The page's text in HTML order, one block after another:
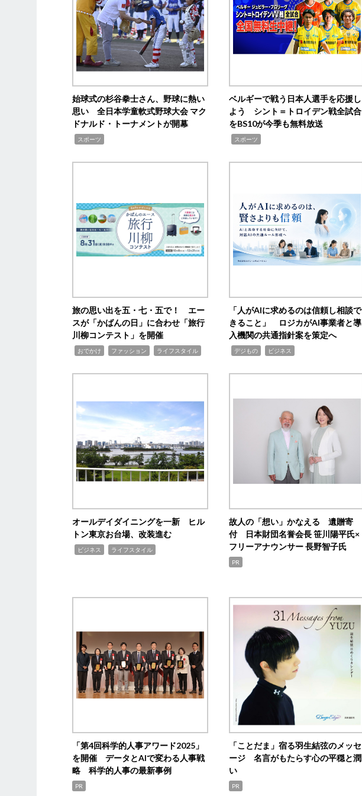
始球式の杉谷拳士さん、野球に熱い
思い 全日本学童軟式野球大会 マク
ドナルド・トーナメントが開幕
スポーツ
ベルギーで戦う日本人選手を応援し
よう シント＝トロイデン戦全試合
をBS10が今季も無料放送
スポーツ
旅の思い出を五・七・五で！ エー
スが「かばんの日」に合わせ「旅行
川柳コンテスト」を開催
おでかけ ファッション ライフスタイル
「人がAIに求めるのは信頼し相談で
きること」 ロジカがAI事業者と導
入機関の共通指針案を策定へ
デジもの ビジネス
オールデイダイニングを一新 ヒル
トン東京お台場、改装進む
ビジネス ライフスタイル
故人の「想い」かなえる 遺贈寄
付 日本財団名誉会長 笹川陽平氏×
フリーアナウンサー 長野智子氏
PR
「第4回科学的人事アワード2025」
を開催 データとAIで変わる人事戦
略 科学的人事の最新事例
PR
「ことだま」宿る羽生結弦のメッセ
ージ 名言がもたらす心の平穏と潤
い
PR